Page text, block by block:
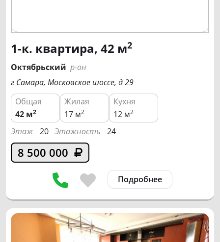
1-к. квартира, 42 м2
Октябрьский р-он
г Самара, Московское шоссе, д 29
Общая
Жилая
Кухня
42 м2 17 м2 12 м2
Этаж 20 Этажность 24
8 500 000
Подробнее